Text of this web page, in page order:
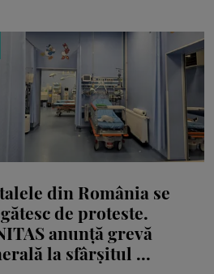
din România se
de proteste.
anunță grevă
la sfârșitul ...